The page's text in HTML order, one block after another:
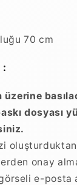
70 cm
:
üzerine
dosyası
onay
görseli e-